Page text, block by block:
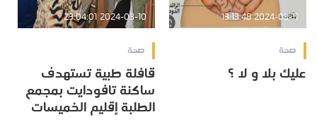
2024-03-11 13:13:48
صحة
عليك بلا و لا ؟
2024-03-10 23:04:01
صحة
قافلة طبية تستهدف
ساكنة تافودايت بمجمع
الطلبة إقليم الخميسات